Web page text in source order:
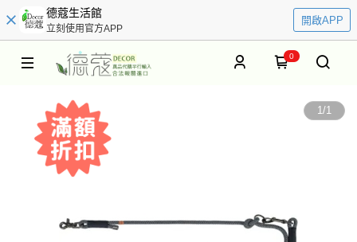
德蔻生活館
立刻使用官方APP
開啟APP
0
1/1